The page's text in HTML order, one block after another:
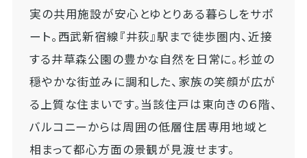
実の共用施設が安心とゆとりある暮らしをサポ
ート。西武新宿線『井荻』駅まで徒歩圏内、近接
する井草森公園の豊かな自然を日常に。杉並の
穏やかな街並みに調和した、家族の笑顔が広が
る上質な住まいです。当該住戸は東向きの６階、
バルコニーからは周囲の低層住居専用地域と
相まって都心方面の景観が見渡せます。